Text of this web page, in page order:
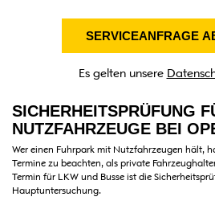
SERVICEANFRAGE
Es gelten unsere
SICHERHEITSPRÜFUNG
NUTZFAHRZEUGE BEI
Wer einen Fuhrpark mit Nutzfahrzeugen hält,
Termine zu beachten, als private
Termin für LKW und Busse ist die
Hauptuntersuchung.